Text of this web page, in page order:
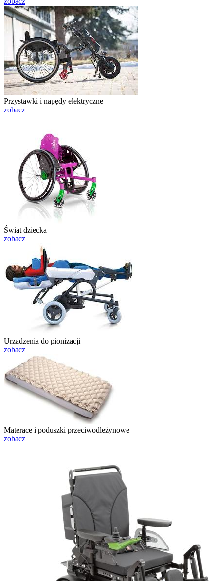
Przystawki i napędy elektryczne
zobacz
Świat dziecka
zobacz
Urządzenia do pionizacji
zobacz
Materace i poduszki przeciwodleżynowe
zobacz